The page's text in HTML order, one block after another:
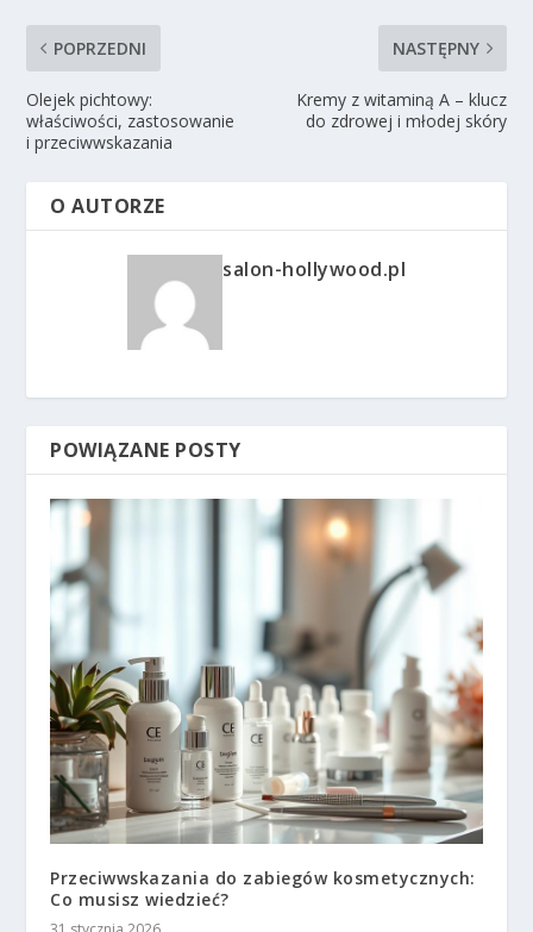
POPRZEDNI
Olejek pichtowy:
właściwości, zastosowanie
i przeciwwskazania
NASTĘPNY
Kremy z witaminą A – klucz
do zdrowej i młodej skóry
O AUTORZE
salon-hollywood.pl
POWIĄZANE POSTY
Przeciwwskazania do zabiegów kosmetycznych:
Co musisz wiedzieć?